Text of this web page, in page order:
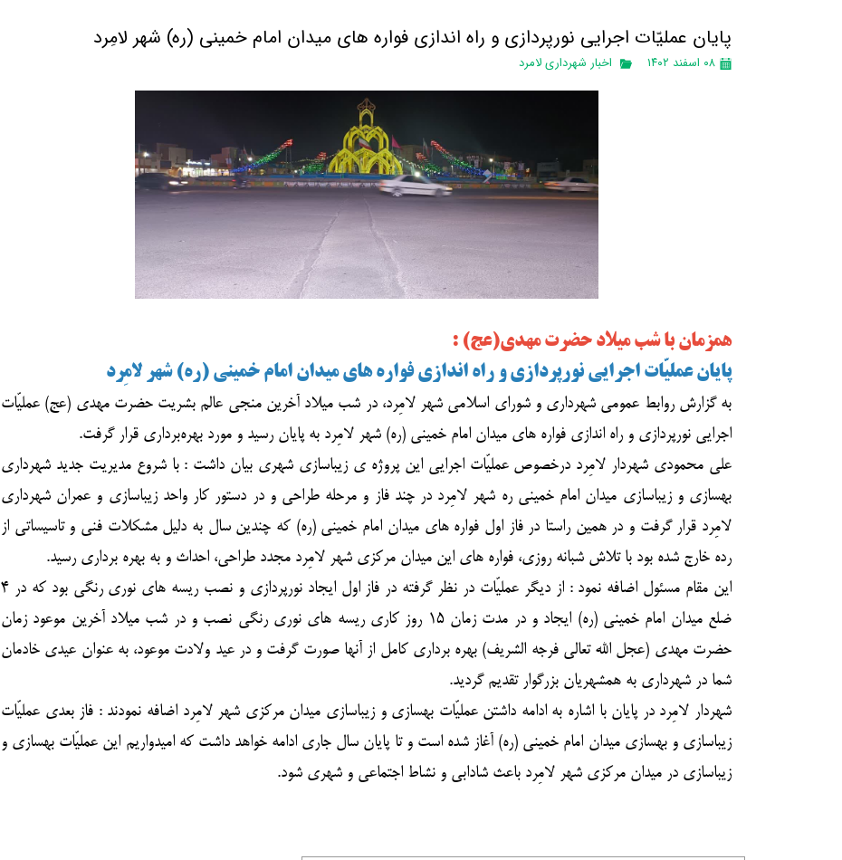
پایان عملیّات اجرایی نورپردازی و راه اندازی فواره های میدان امام خمینی (ره) شهر لامِرد
۰۸ اسفند ۱۴۰۲ اخبار شهرداری لامرد
همزمان با شب میلاد حضرت مهدی(عج) :
پایان عملیّات اجرایی نورپردازی و راه اندازی فواره های میدان امام خمینی (ره) شهر لامِرد
به گزارش روابط عمومی شهرداری و شورای اسلامی شهر لامِرد، در شب میلاد آخرین منجی عالم بشریت حضرت مهدی (عج) عملیّات
اجرایی نورپردازی و راه اندازی فواره های میدان امام خمینی (ره) شهر لامِرد به پایان رسید و مورد بهره‌برداری قرار گرفت.
علی محمودی شهردار لامِرد درخصوص عملیّات اجرایی این پروژه ی زیباسازی شهری بیان داشت : با شروع مدیریت جدید شهرداری
بهسازی و زیباسازی میدان امام خمینی ره شهر لامِرد در چند فاز و مرحله طراحی و در دستور کار واحد زیباسازی و عمران شهرداری
لامِرد قرار گرفت و در همین راستا در فاز اول فواره های میدان امام خمینی (ره) که چندین سال به دلیل مشکلات فنی و تاسیساتی از
رده خارج شده بود با تلاش شبانه روزی، فواره های این میدان مرکزی شهر لامِرد مجدد طراحی، احداث و به بهره برداری رسید.
این مقام مسئول اضافه نمود : از دیگر عملیّات در نظر گرفته در فاز اول ایجاد نورپردازی و نصب ریسه های نوری رنگی بود که در ۴
ضلع میدان امام خمینی (ره) ایجاد و در مدت زمان ۱۵ روز کاری ریسه های نوری رنگی نصب و در شب میلاد آخرین موعود زمان
حضرت مهدی (عجل الله تعالی فرجه الشریف) بهره برداری کامل از آنها صورت گرفت و در عید ولادت موعود، به عنوان عیدی خادمان
شما در شهرداری به همشهریان بزرگوار تقدیم گردید.
شهردار لامِرد در پایان با اشاره به ادامه داشتن عملیّات بهسازی و زیباسازی میدان مرکزی شهر لامِرد اضافه نمودند : فاز بعدی عملیّات
زیباسازی و بهسازی میدان امام خمینی (ره) آغاز شده است و تا پایان سال جاری ادامه خواهد داشت که امیدواریم این عملیّات بهسازی و
زیباسازی در میدان مرکزی شهر لامِرد باعث شادابی و نشاط اجتماعی و شهری شود.